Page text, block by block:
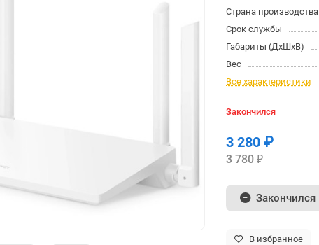
Страна производства
Срок службы
Габариты (ДхШхВ)
Вес
Все характеристики
Закончился
3 280 ₽
3 780 ₽
Закончился
В избранное